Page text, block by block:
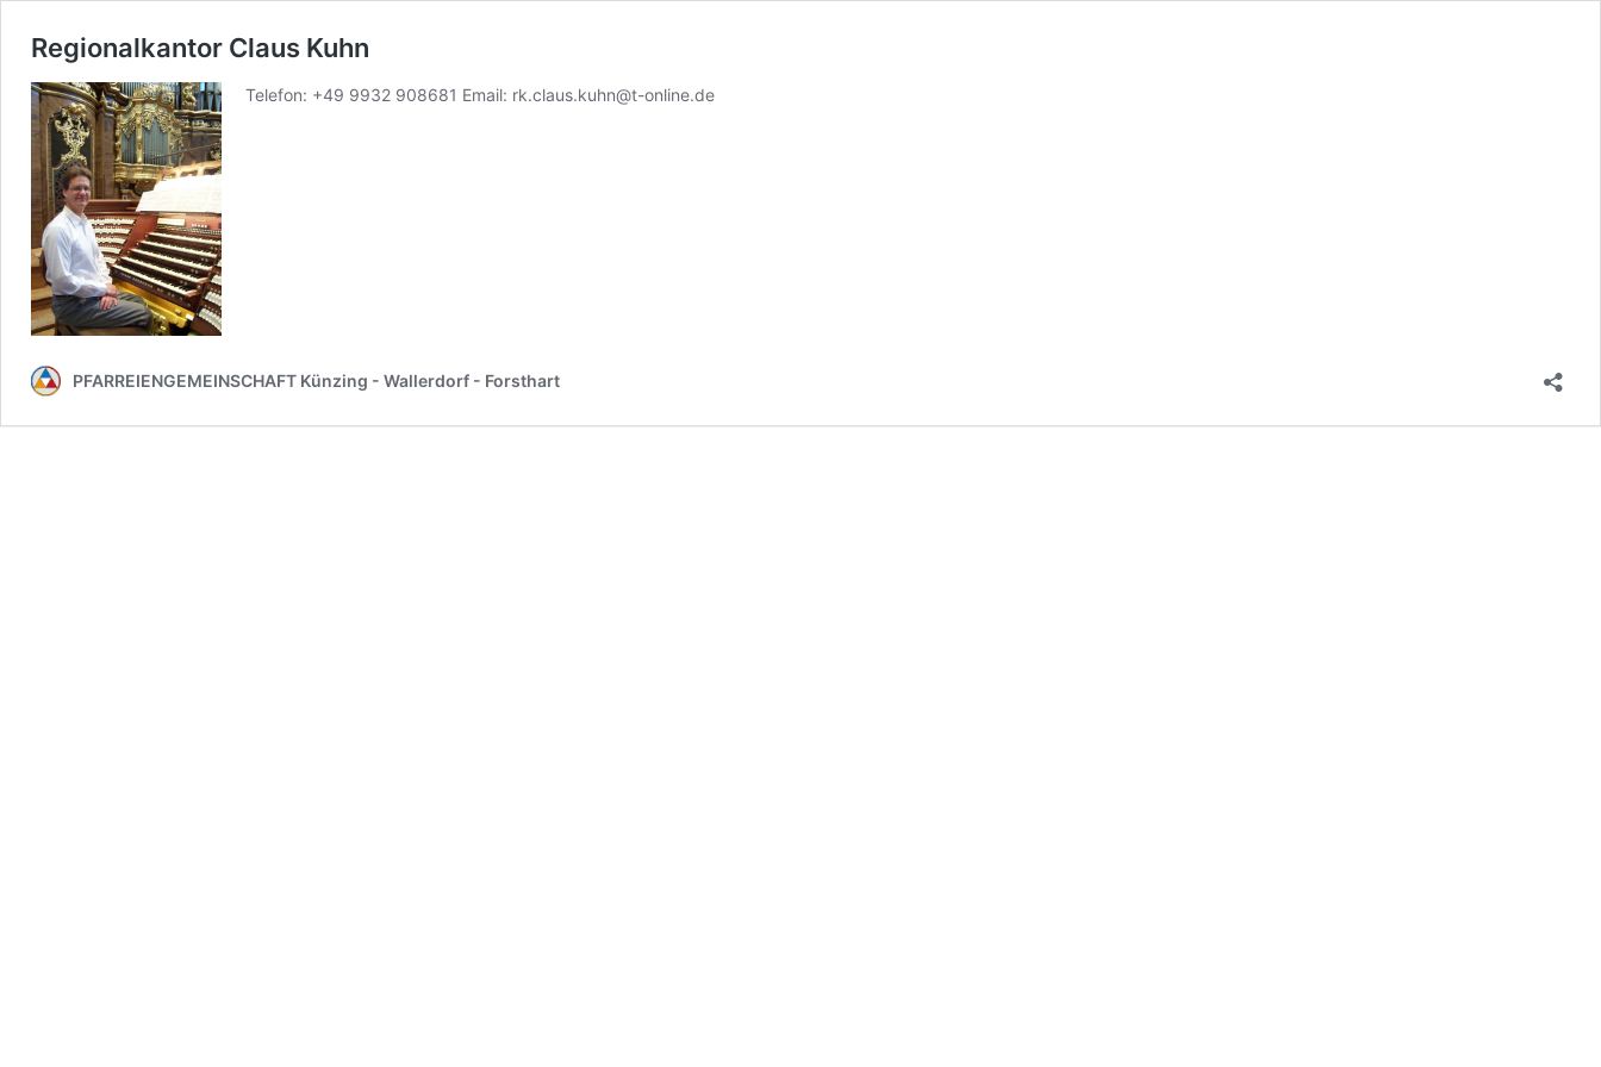
Regionalkantor Claus Kuhn
Telefon: +49 9932 908681 Email: rk.claus.kuhn@t-online.de
PFARREIEN­GEMEINSCHAFT Künzing - Wallerdorf - Forsthart